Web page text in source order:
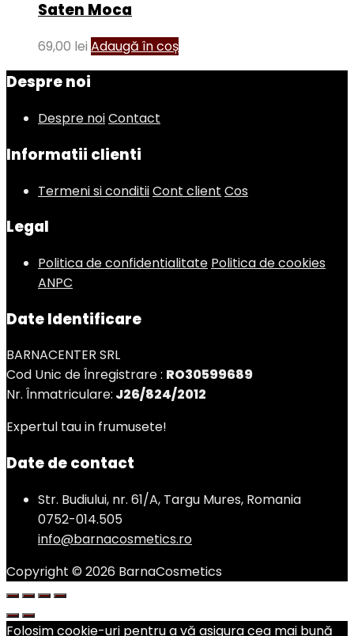
Saten Moca
69,00 lei Adaugă în coș
Despre noi
Despre noiContact
Informatii clienti
Termeni si conditiiCont client Cos
Legal
Politica de confidentialitate Politica de cookies
ANPC
Date Identificare
BARNACENTER SRL
Cod Unic de Înregistrare : RO30599689
Nr. Înmatriculare: J26/824/2012
Expertul tau in frumusete!
Date de contact
Str. Budiului, nr. 61/A, Targu Mures, Romania
0752-014.505
info@barnacosmetics.ro
Copyright © 2026 BarnaCosmetics
Folosim cookie-uri pentru a vă asigura cea mai bună